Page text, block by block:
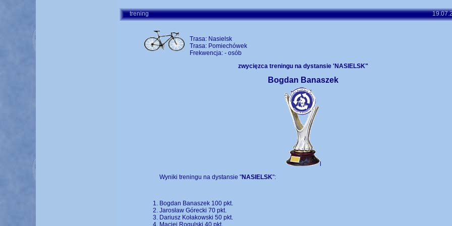
trening
Trasa: Nasielsk
Trasa: Pomiechówek
Frekwencja: - osób
zwycięzca treningu na dystansie 'NASIELSK"
Bogdan Banaszek
Wyniki treningu na dystansie "NASIELSK":
Bogdan Banaszek 100 pkt.
Jarosław Górecki 70 pkt.
Dariusz Kołakowski 50 pkt.
Maciej Rogulski 40 pkt.